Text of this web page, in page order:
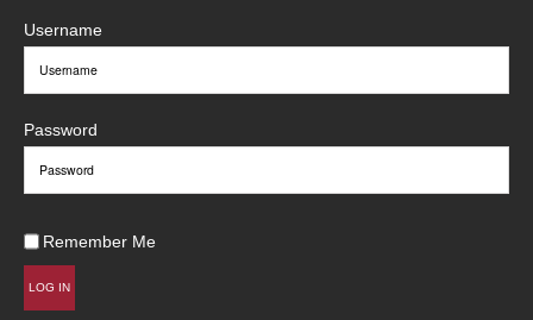
Username
Password
Remember Me
LOG IN